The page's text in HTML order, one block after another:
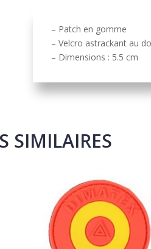
– Patch en gomme
– Velcro astrackant au
– Dimensions : 5.5 cm
SIMILAIRES